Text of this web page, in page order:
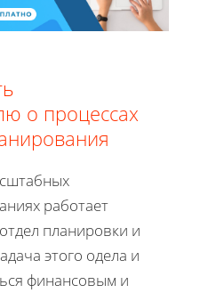
о процессах
работает
планировки и
этого одела и
финансовым и